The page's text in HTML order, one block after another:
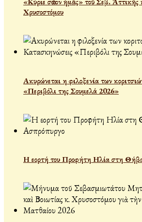
Χρυσοστόμου
Ακυρώνεται η φιλοξενία των
«Περιβόλι της Σουμελά 2026»
Η εορτή του Προφήτη Ηλία στη